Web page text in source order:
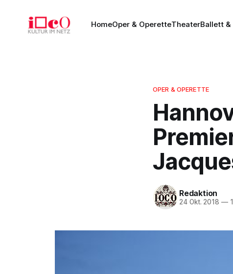
HomeOper & OperetteTheaterBallett &
OPER & OPERETTE
Redaktion
24 Okt. 2018 —